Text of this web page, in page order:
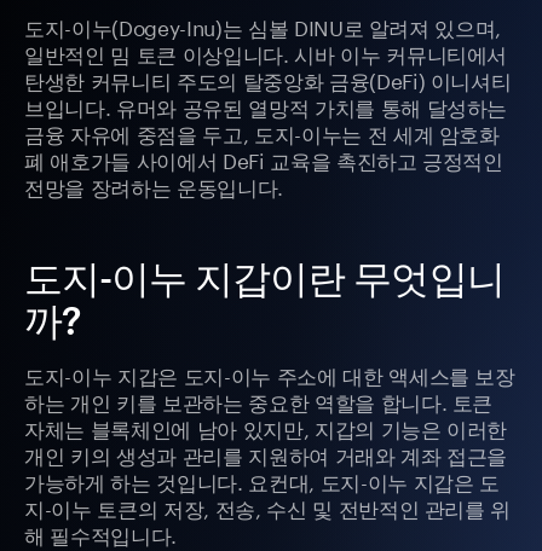
도지-이누(Dogey-Inu)는 심볼 DINU로 알려져 있으며,
일반적인 밈 토큰 이상입니다. 시바 이누 커뮤니티에서
탄생한 커뮤니티 주도의 탈중앙화 금융(DeFi) 이니셔티
브입니다. 유머와 공유된 열망적 가치를 통해 달성하는
금융 자유에 중점을 두고, 도지-이누는 전 세계 암호화
폐 애호가들 사이에서 DeFi 교육을 촉진하고 긍정적인
전망을 장려하는 운동입니다.
도지-이누 지갑이란 무엇입니
까?
도지-이누 지갑은 도지-이누 주소에 대한 액세스를 보장
하는 개인 키를 보관하는 중요한 역할을 합니다. 토큰
자체는 블록체인에 남아 있지만, 지갑의 기능은 이러한
개인 키의 생성과 관리를 지원하여 거래와 계좌 접근을
가능하게 하는 것입니다. 요컨대, 도지-이누 지갑은 도
지-이누 토큰의 저장, 전송, 수신 및 전반적인 관리를 위
해 필수적입니다.